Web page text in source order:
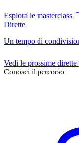
Esplora le masterclass
Dirette
Un tempo di
Vedi le prossime dirette
Conosci il percorso